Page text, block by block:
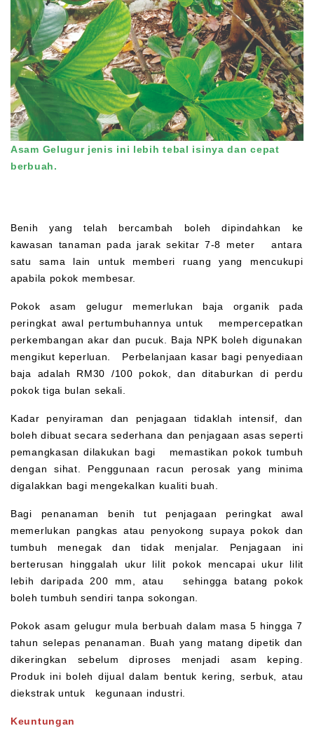
Asam Gelugur jenis ini lebih tebal isinya dan cepat
berbuah.
Benih yang telah bercambah boleh dipindahkan ke
kawasan tanaman pada jarak sekitar 7-8 meter antara
satu sama lain untuk memberi ruang yang mencukupi
apabila pokok membesar.
Pokok asam gelugur memerlukan baja organik pada
peringkat awal pertumbuhannya untuk mempercepatkan
perkembangan akar dan pucuk. Baja NPK boleh digunakan
mengikut keperluan. Perbelanjaan kasar bagi penyediaan
baja adalah RM30 /100 pokok, dan ditaburkan di perdu
pokok tiga bulan sekali.
Kadar penyiraman dan penjagaan tidaklah intensif, dan
boleh dibuat secara sederhana dan penjagaan asas seperti
pemangkasan dilakukan bagi memastikan pokok tumbuh
dengan sihat. Penggunaan racun perosak yang minima
digalakkan bagi mengekalkan kualiti buah.
Bagi penanaman benih tut penjagaan peringkat awal
memerlukan pangkas atau penyokong supaya pokok dan
tumbuh menegak dan tidak menjalar. Penjagaan ini
berterusan hinggalah ukur lilit pokok mencapai ukur lilit
lebih daripada 200 mm, atau sehingga batang pokok
boleh tumbuh sendiri tanpa sokongan.
Pokok asam gelugur mula berbuah dalam masa 5 hingga 7
tahun selepas penanaman. Buah yang matang dipetik dan
dikeringkan sebelum diproses menjadi asam keping.
Produk ini boleh dijual dalam bentuk kering, serbuk, atau
diekstrak untuk kegunaan industri.
Keuntungan